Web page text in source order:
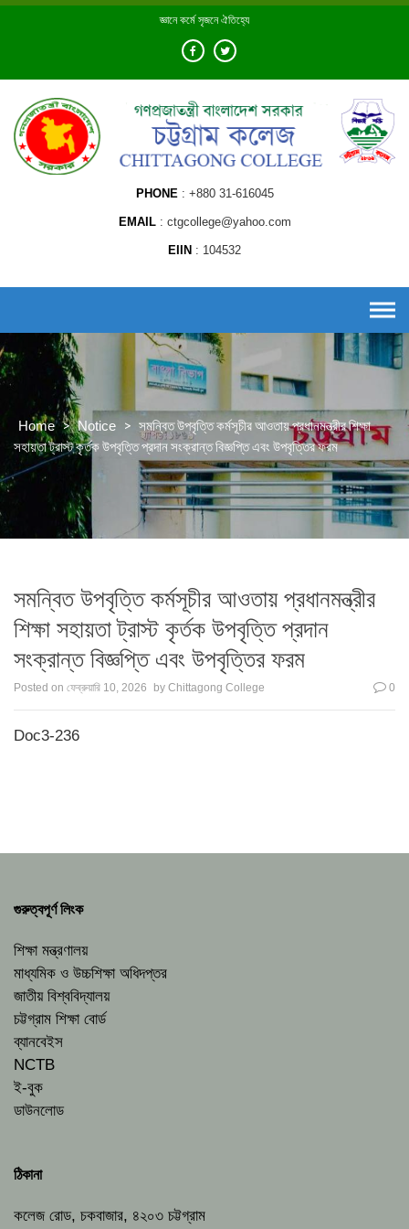
Skip
জ্ঞানে কর্মে সৃজনে ঐতিহ্যে
PHONE +880 31-616045
EMAIL ctgcollege@yahoo.com
EIIN 104532
Home > Notice > সমন্বিত উপবৃত্তি কর্মসূচীর আওতায় প্রধানমন্ত্রীর শিক্ষা
সহায়তা ট্রাস্ট কৃর্তক উপবৃত্তি প্রদান সংক্রান্ত বিজ্ঞপ্তি এবং উপবৃত্তির ফরম
সমন্বিত উপবৃত্তি কর্মসূচীর আওতায় প্রধানমন্ত্রীর
শিক্ষা সহায়তা ট্রাস্ট কৃর্তক উপবৃত্তি প্রদান
সংক্রান্ত বিজ্ঞপ্তি এবং উপবৃত্তির ফরম
Posted on ফেব্রুয়ারি 10, 2026 by Chittagong College 0
Doc3-236
গুরুত্বপূর্ণ লিংক
শিক্ষা মন্ত্রণালয়
মাধ্যমিক ও উচ্চশিক্ষা অধিদপ্তর
জাতীয় বিশ্ববিদ্যালয়
চট্টগ্রাম শিক্ষা বোর্ড
ব্যানবেইস
NCTB
ই-বুক
ডাউনলোড
ঠিকানা
কলেজ রোড, চকবাজার, ৪২০৩ চট্টগ্রাম